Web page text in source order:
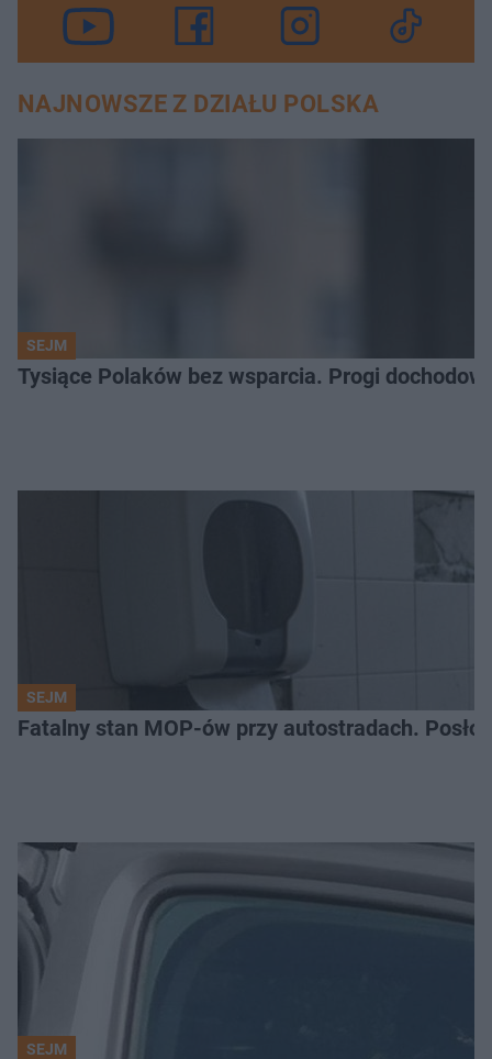
NAJNOWSZE Z DZIAŁU POLSKA
SEJM
Tysiące Polaków bez wsparcia. Progi
SEJM
Fatalny stan MOP-ów przy autostradach.
SEJM